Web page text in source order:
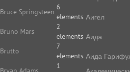
Bruce Springsteen
6
elements
Bruno Mars
2
elements
Brutto
7
elements
1
Аигел
Аида
Аида